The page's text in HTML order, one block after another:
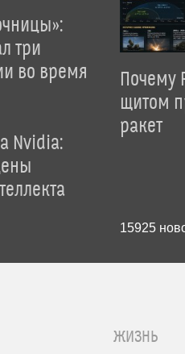
три
во время
Nvidia:
Почему
щитом
ракет
15925
ЖИЗНЬ